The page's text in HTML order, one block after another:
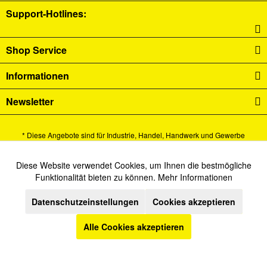
Support-Hotlines:
Shop Service
Informationen
Newsletter
* Diese Angebote sind für Industrie, Handel, Handwerk und Gewerbe
Alle Preise verstehen sich zzgl. Mehrwertsteuer undVersandkostenund ggf.
Nachnahmegebühren, wenn nicht anders beschrieben.
Cookie-Einstellungen Newsletter
Kontakt
Versand und Zahlungsbedingungen
Datenschutz
Funktionale Aktiv
Marketing Inaktiv
Inaktiv
Diese Website verwendet Cookies, um Ihnen die bestmögliche
Funktionalität bieten zu können. Mehr Informationen
Datenschutzeinstellungen Cookies akzeptieren
Alle Cookies akzeptieren